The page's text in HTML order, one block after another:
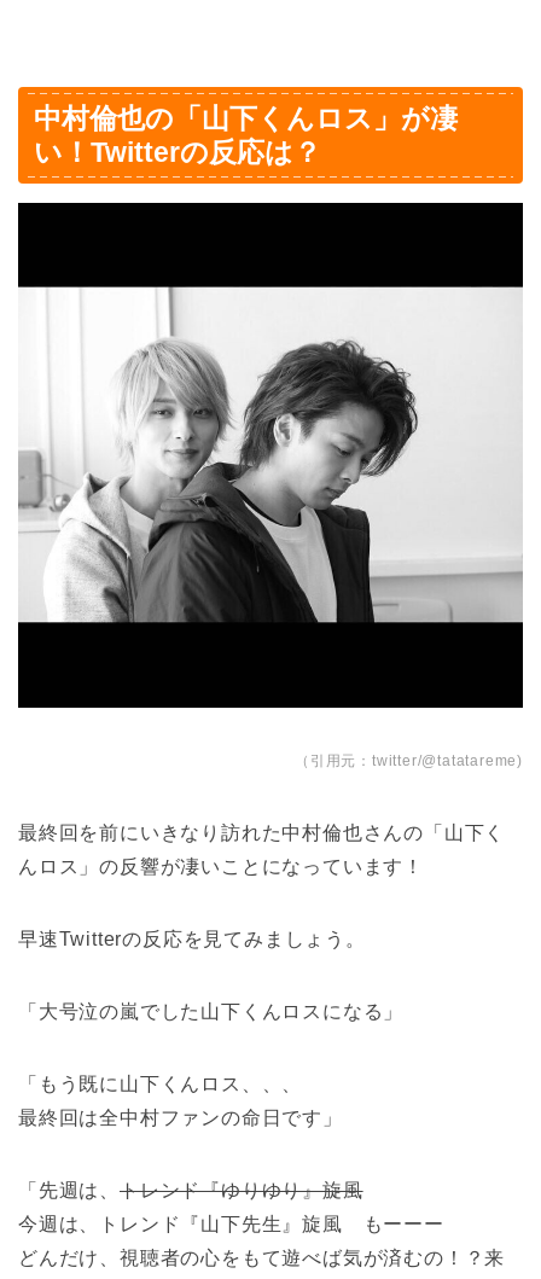
中村倫也の「山下くんロス」が凄
い！Twitterの反応は？
（引用元：twitter/@tatatareme)
最終回を前にいきなり訪れた中村倫也さんの「山下く
んロス」の反響が凄いことになっています！
早速Twitterの反応を見てみましょう。
「大号泣の嵐でした山下くんロスになる」
「もう既に山下くんロス、、、
最終回は全中村ファンの命日です」
「先週は、 トレンド『ゆりゆり』旋風
今週は、トレンド『山下先生』旋風 もーーー
どんだけ、視聴者の心をもて遊べば気が済むの！？来